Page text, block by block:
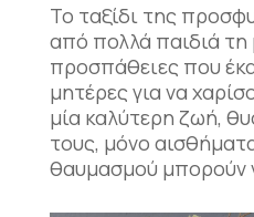
Το ταξίδι της
από πολλά παιδιά
προσπάθειες που
μητέρες για να
μία καλύτερη ζωή,
τους, μόνο
θαυμασμού μπορούν